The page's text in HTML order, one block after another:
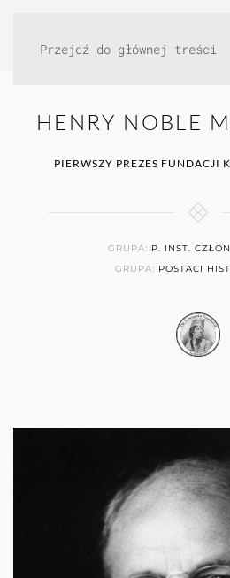
Przejdź do głównej treści
HENRY NOBLE
PIERWSZY PREZES FUNDACJI
GRUPA: P. INST.
GRUPA: POSTACI